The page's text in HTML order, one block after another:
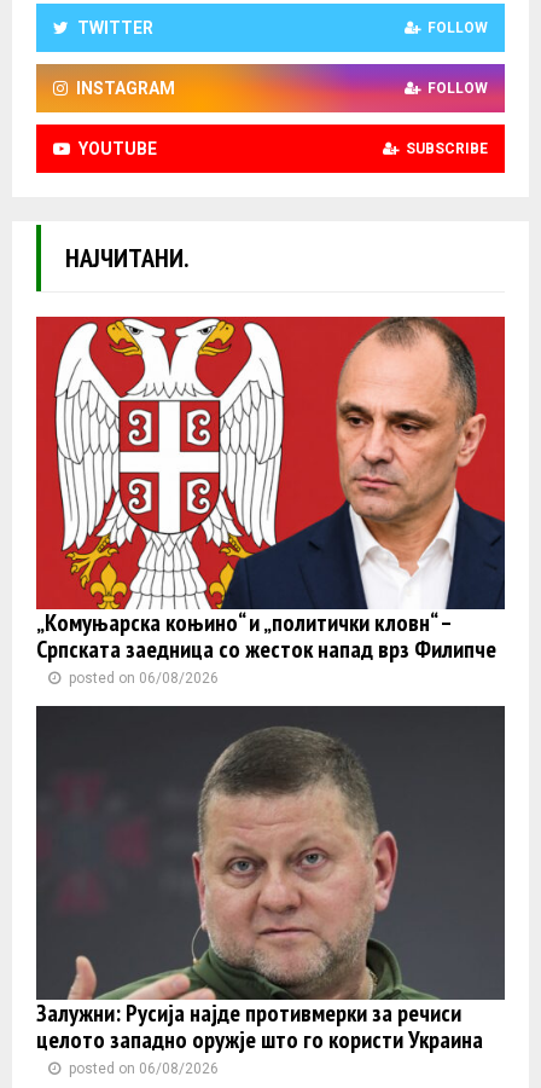
TWITTER FOLLOW
INSTAGRAM FOLLOW
YOUTUBE SUBSCRIBE
НАЈЧИТАНИ.
„Комуњарска коњино“ и „политички кловн“ –
Српската заедница со жесток напад врз Филипче
posted on 06/08/2026
Залужни: Русија најде противмерки за речиси
целото западно оружје што го користи Украина
posted on 06/08/2026